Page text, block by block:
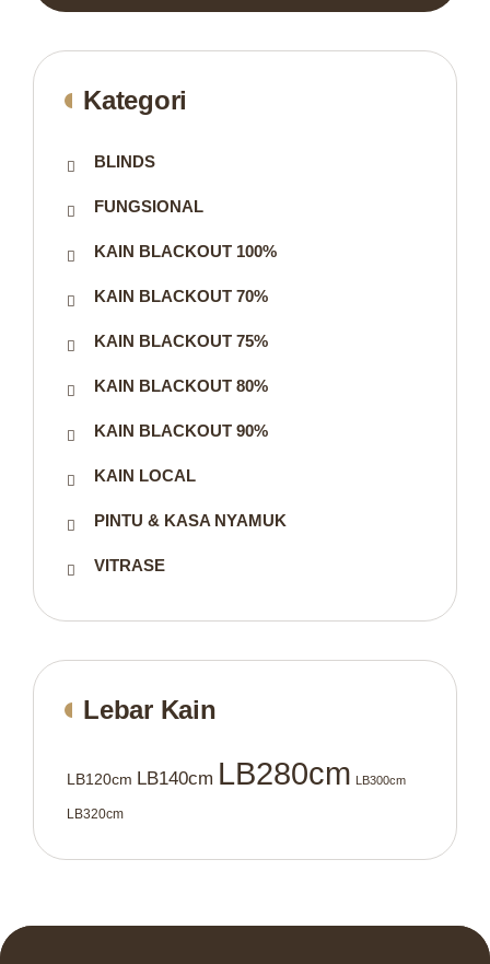
Kategori
BLINDS
FUNGSIONAL
KAIN BLACKOUT 100%
KAIN BLACKOUT 70%
KAIN BLACKOUT 75%
KAIN BLACKOUT 80%
KAIN BLACKOUT 90%
KAIN LOCAL
PINTU & KASA NYAMUK
VITRASE
Lebar Kain
LB120cm LB140cm LB280cm LB300cm
LB320cm